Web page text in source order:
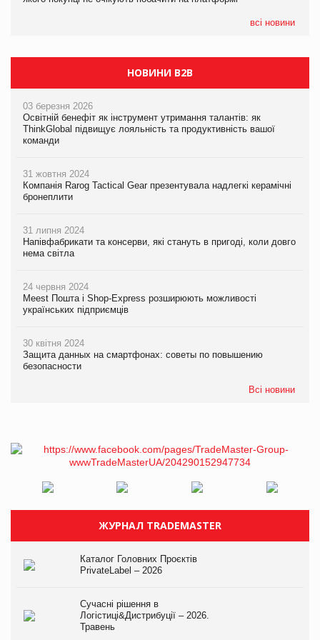
всі новини
НОВИНИ B2B
03 березня 2026
Освітній бенефіт як інструмент утримання талантів: як
ThinkGlobal підвищує лояльність та продуктивність вашої
команди
31 жовтня 2024
Компанія Rarog Tactical Gear презентувала надлегкі керамічні
бронеплити
31 липня 2024
Напівфабрикати та консерви, які стануть в пригоді, коли довго
нема світла
24 червня 2024
Meest Пошта і Shop-Express розширюють можливості
українських підприємців
30 квітня 2024
Защита данных на смартфонах: советы по повышению
безопасности
Всі новини
ЖУРНАЛ TRADEMASTER
Каталог Головних Проєктів
PrivateLabel – 2026
Сучасні рішення в
Логістиці&Дистрибуції – 2026.
Травень